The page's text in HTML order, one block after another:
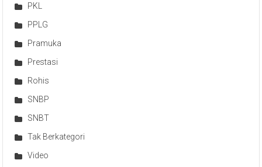
PKL
PPLG
Pramuka
Prestasi
Rohis
SNBP
SNBT
Tak Berkategori
Video